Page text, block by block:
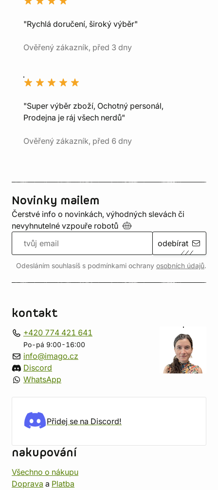
"Rychlá doručení, široký výběr"
Ověřený zákazník, před 3 dny
"Super výběr zboží, Ochotný personál,
Prodejna je ráj všech nerdů"
Ověřený zákazník, před 6 dny
Novinky mailem
Čerstvé info o novinkách, výhodných slevách či
nevyhnutelné vzpouře robotů
odebírat
Odesláním souhlasíš s podmínkami ochrany osobních údajů.
kontakt
+420 774 421 641
Po-pá 9:00-16:00
info@imago.cz
Discord
WhatsApp
Přidej se na Discord!
nakupování
Všechno o nákupu
Doprava a Platba